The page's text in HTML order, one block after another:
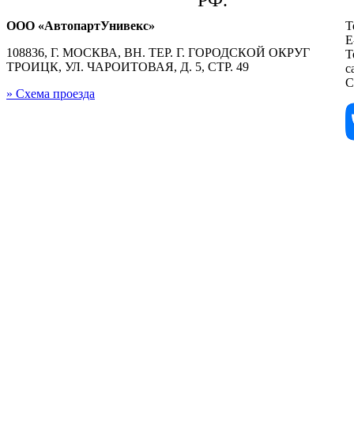
ООО «АвтопартУнивекс»
108836, Г. МОСКВА, ВН. ТЕР. Г. ГОРОДСКОЙ ОКРУГ
ТРОИЦК, УЛ. ЧАРОИТОВАЯ, Д. 5, СТР. 49
» Схема проезда